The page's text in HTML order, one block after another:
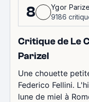
8
Ygor
9186
Critique de Le
Parizel
Une chouette
Federico Fellini.
lune de miel à